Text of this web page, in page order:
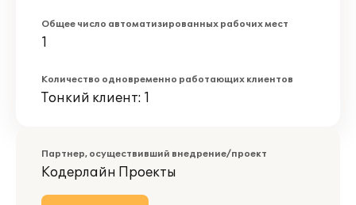
Общее число автоматизированных рабочих мест
1
Количество одновременно работающих клиентов
Тонкий клиент: 1
Партнер, осуществивший внедрение/проект
Кодерлайн Проекты